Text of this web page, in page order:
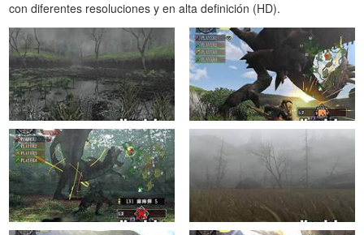
con diferentes resoluciones y en alta definición (HD).